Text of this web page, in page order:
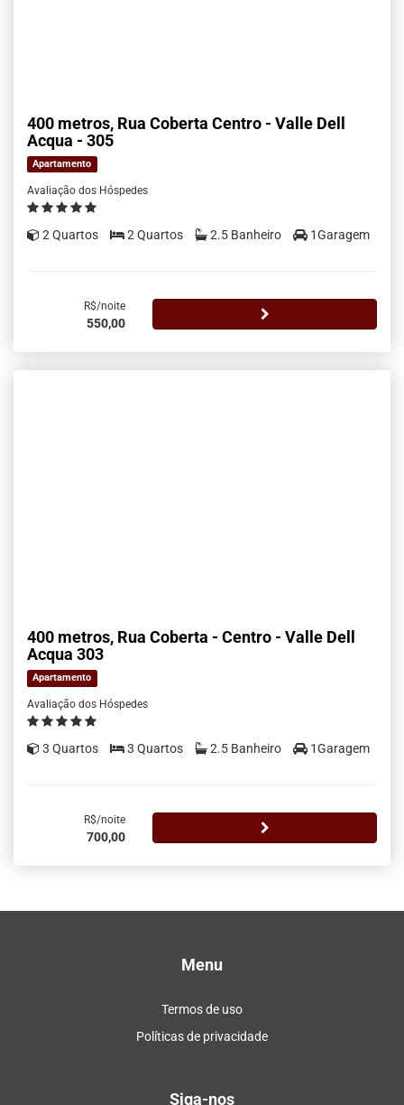
400 metros, Rua Coberta Centro - Valle Dell
Acqua - 305
Apartamento
Avaliação dos Hóspedes
2 Quartos 2 Quartos 2.5 Banheiro 1Garagem
R$/noite
550,00
400 metros, Rua Coberta - Centro - Valle Dell
Acqua 303
Apartamento
Avaliação dos Hóspedes
3 Quartos 3 Quartos 2.5 Banheiro 1Garagem
R$/noite
700,00
Menu
Termos de uso
Políticas de privacidade
Siga-nos